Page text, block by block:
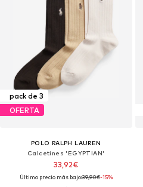
pack de 3
OFERTA
POLO RALPH LAUREN
Calcetines 'EGYPTIAN'
33,92€
Último precio más bajo:39,90€-15%